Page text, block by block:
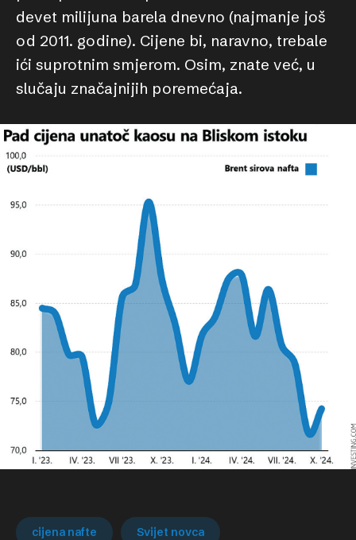
devet milijuna barela dnevno (najmanje još
od 2011. godine). Cijene bi, naravno, trebale
ići suprotnim smjerom. Osim, znate već, u
slučaju značajnijih poremećaja.
cijena nafte Svijet novca